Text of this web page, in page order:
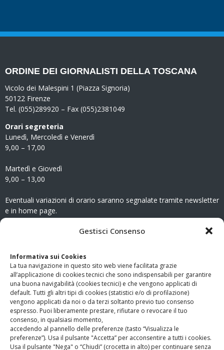
Gestisci Consenso
Informativa sui Cookies
La tua navigazione in questo sito web viene facilitata grazie
all’applicazione di cookies tecnici che sono indispensabili per garantire
una buona navigabilità (cookies tecnici) e che vengono applicati di
default. Tutti gli altri tipi di cookies (statistici e/o di profilazione)
vengono applicati da noi o da terzi soltanto previo tuo consenso
espresso. Puoi liberamente prestare, rifiutare o revocare il tuo
consenso, in qualsiasi momento,
accedendo al pannello delle preferenze (tasto “Visualizza le
preferenze”). Usa il pulsante "Accetta” per acconsentire a tutti i cookies.
Usa il pulsante "Nega" o “Chiudi” (crocetta in alto) per continuare senza
ORDINE DEI GIORNALISTI DELLA TOSCANA
Vicolo dei Malespini 1 (Piazza Signoria)
50122 Firenze
Tel. (055)289920 – Fax (055)2381049
Orari segreteria
Lunedì, Mercoledì e Venerdì
9,00 – 17,00
Martedì e Giovedì
9,00 – 13,00
Eventuali variazioni di orario saranno segnalate tramite newsletter
e in home page.
www.odg.toscana.it – testata registrata presso il Tribunale di
Firenze al nr. 5208 dell’ 08.10.2002. Direttore responsabile:
Giampaolo Marchini – C.F. 80005790482
LINK UTILI
PagoPA